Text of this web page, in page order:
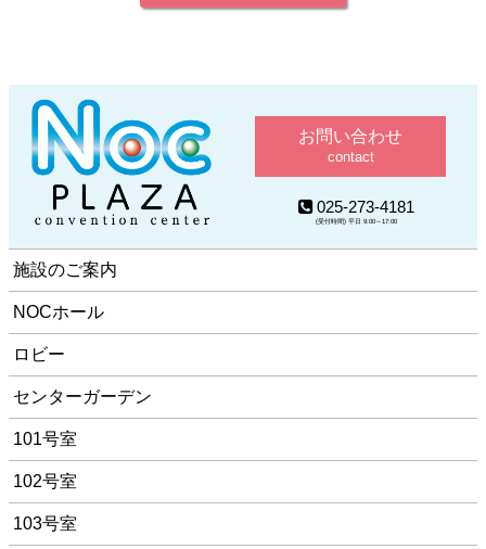
お問い合わせ
contact
025-273-4181
(受付時間) 平日 9:00～17:00
施設のご案内
NOCホール
ロビー
センターガーデン
101号室
102号室
103号室